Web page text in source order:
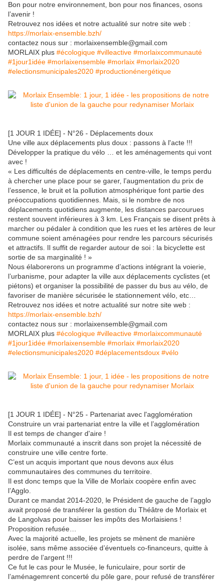
Bon pour notre environnement, bon pour nos finances, osons
l’avenir !
Retrouvez nos idées et notre actualité sur notre site web :
https://morlaix-ensemble.bzh/
contactez nous sur : morlaixensemble@gmail.com
MORLAIX plus #écologique #villeactive #morlaixcommunauté
#1jour1idée #morlaixensemble #morlaix #morlaix2020
#electionsmunicipales2020 #productionénergétique
[1 JOUR 1 IDÉE] - N°26 - Déplacements doux
Une ville aux déplacements plus doux : passons à l'acte !!!
Développer la pratique du vélo … et les aménagements qui vont
avec !
« Les difficultés de déplacements en centre-ville, le temps perdu
à chercher une place pour se garer, l’augmentation du prix de
l’essence, le bruit et la pollution atmosphérique font partie des
préoccupations quotidiennes. Mais, si le nombre de nos
déplacements quotidiens augmente, les distances parcourues
restent souvent inférieures à 3 km. Les Français se disent prêts à
marcher ou pédaler à condition que les rues et les artères de leur
commune soient aménagées pour rendre les parcours sécurisés
et attractifs. Il suffit de regarder autour de soi : la bicyclette est
sortie de sa marginalité ! »
Nous élaborerons un programme d’actions intégrant la voierie,
l’urbanisme, pour adapter la ville aux déplacements cyclistes (et
piétons) et organiser la possibilité de passer du bus au vélo, de
favoriser de manière sécurisée le stationnement vélo, etc…
Retrouvez nos idées et notre actualité sur notre site web :
https://morlaix-ensemble.bzh/
contactez nous sur : morlaixensemble@gmail.com
MORLAIX plus #écologique #villeactive #morlaixcommunauté
#1jour1idée #morlaixensemble #morlaix #morlaix2020
#electionsmunicipales2020 #déplacementsdoux #vélo
[1 JOUR 1 IDÉE] - N°25 - Partenariat avec l'agglomération
Construire un vrai partenariat entre la ville et l’agglomération
Il est temps de changer d'aire !
Morlaix communauté a inscrit dans son projet la nécessité de
construire une ville centre forte.
C’est un acquis important que nous devons aux élus
communautaires des communes du territoire.
Il est donc temps que la Ville de Morlaix coopère enfin avec
l’Agglo.
Durant ce mandat 2014-2020, le Président de gauche de l’agglo
avait proposé de transférer la gestion du Théâtre de Morlaix et
de Langolvas pour baisser les impôts des Morlaisiens !
Proposition refusée…
Avec la majorité actuelle, les projets se mènent de manière
isolée, sans même associée d’éventuels co-financeurs, quitte à
perdre de l’argent !!!
Ce fut le cas pour le Musée, le funiculaire, pour sortir de
l’aménagemrent concerté du pôle gare, pour refusé de transférer